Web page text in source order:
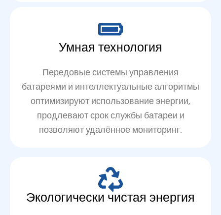
Умная технология
Передовые системы управления
батареями и интеллектуальные алгоритмы
оптимизируют использование энергии,
продлевают срок службы батареи и
позволяют удалённое мониторинг.
Экологически чистая энергия